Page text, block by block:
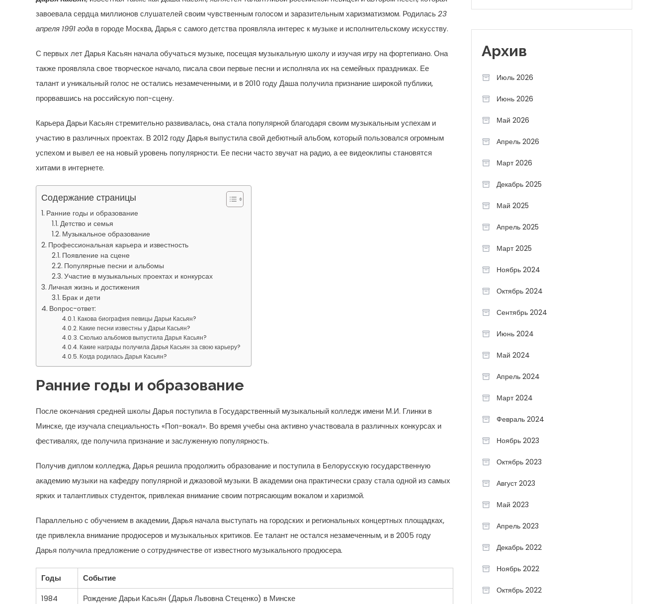
завоевала сердца миллионов слушателей своим чувственным голосом и заразительным харизматизмом. Родилась23
апреля 1991 года в городе Москва, Дарья с самого детства проявляла интерес к музыке и исполнительскому искусству.
С первых лет Дарья Касьян начала обучаться музыке, посещая музыкальную школу и изучая игру на фортепиано. Она
также проявляла свое творческое начало, писала свои первые песни и исполняла их на семейных праздниках. Ее
талант и уникальный голос не остались незамеченными, и в 2010 году Даша получила признание широкой публики,
прорвавшись на российскую поп-сцену.
Карьера Дарьи Касьян стремительно развивалась, она стала популярной благодаря своим музыкальным успехам и
участию в различных проектах. В 2012 году Дарья выпустила свой дебютный альбом, который пользовался огромным
успехом и вывел ее на новый уровень популярности. Ее песни часто звучат на радио, а ее видеоклипы становятся
хитами в интернете.
Содержание страницы
Ранние годы и образование
Детство и семья
Музыкальное образование
Профессиональная карьера и известность
Появление на сцене
Популярные песни и альбомы
Участие в музыкальных проектах и конкурсах
Личная жизнь и достижения
Брак и дети
Вопрос-ответ:
Какова биография певицы Дарьи Касьян?
Какие песни известны у Дарьи Касьян?
Сколько альбомов выпустила Дарья Касьян?
Какие награды получила Дарья Касьян за свою карьеру?
Когда родилась Дарья Касьян?
Ранние годы и образование
После окончания средней школы Дарья поступила в Государственный музыкальный колледж имени М.И. Глинки в
Минске, где изучала специальность «Поп-вокал». Во время учебы она активно участвовала в различных конкурсах и
фестивалях, где получила признание и заслуженную популярность.
Получив диплом колледжа, Дарья решила продолжить образование и поступила в Белорусскую государственную
академию музыки на кафедру популярной и джазовой музыки. В академии она практически сразу стала одной из самых
ярких и талантливых студенток, привлекая внимание своим потрясающим вокалом и харизмой.
Параллельно с обучением в академии, Дарья начала выступать на городских и региональных концертных площадках,
где привлекла внимание продюсеров и музыкальных критиков. Ее талант не остался незамеченным, и в 2005 году
Дарья получила предложение о сотрудничестве от известного музыкального продюсера.
Годы
Событие
1984
Рождение Дарьи Касьян (Дарья Львовна Стеценко) в Минске
Архив
Июль 2026
Июнь 2026
Май 2026
Апрель 2026
Март 2026
Декабрь 2025
Май 2025
Апрель 2025
Март 2025
Ноябрь 2024
Октябрь 2024
Сентябрь 2024
Июнь 2024
Май 2024
Апрель 2024
Март 2024
Февраль 2024
Ноябрь 2023
Октябрь 2023
Август 2023
Май 2023
Апрель 2023
Декабрь 2022
Ноябрь 2022
Октябрь 2022